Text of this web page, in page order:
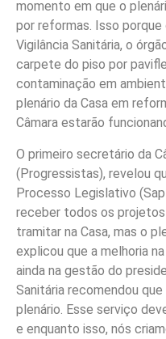
momento em que o
por reformas. Isso
Vigilância Sanitária, o
carpete do piso por
contaminação em
plenário da Casa em
Câmara estarão
O primeiro secretário da
(Progressistas), revelou
Processo Legislativo
receber todos os
tramitar na Casa, mas o
explicou que a melhoria
ainda na gestão do
Sanitária recomendou
plenário. Esse serviço
e enquanto isso, nós